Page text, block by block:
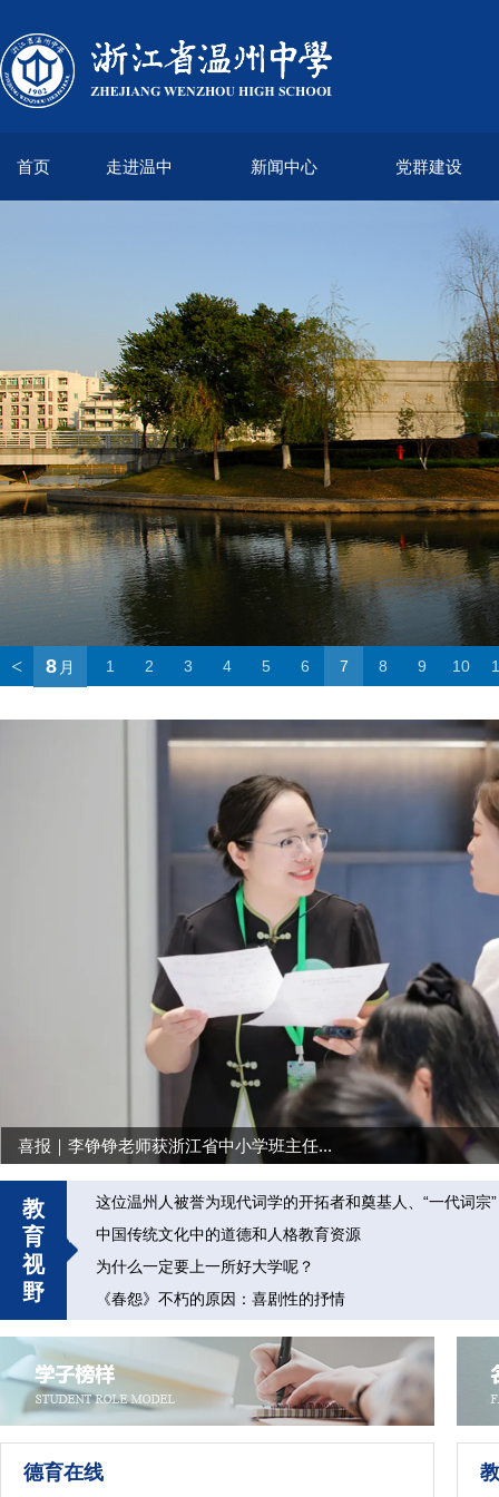
首页 走进温中 新闻中心 党群建设
< 8 月 1 2 3 4 5 6 7 8 9 10
喜报｜李铮铮老师获浙江省中小学班主任...
教
育
视
野
这位温州人被誉为现代词学的开拓者和奠基人、“一代词宗
中国传统文化中的道德和人格教育资源
为什么一定要上一所好大学呢？
《春怨》不朽的原因：喜剧性的抒情
德育在线